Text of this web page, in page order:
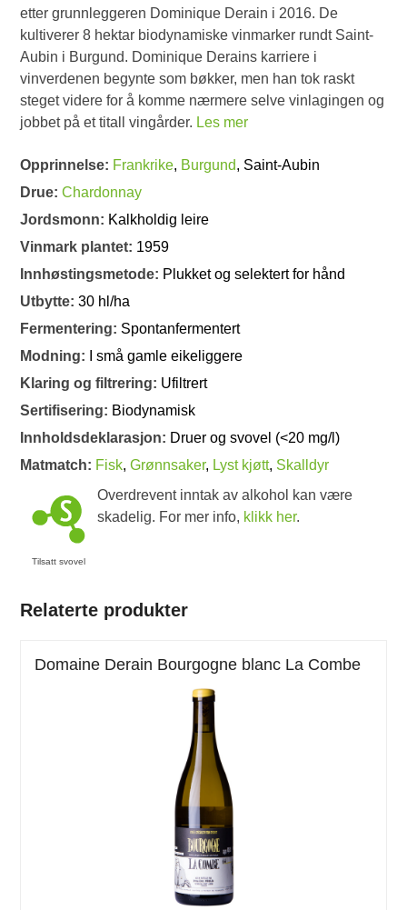
etter grunnleggeren Dominique Derain i 2016. De
kultiverer 8 hektar biodynamiske vinmarker rundt Saint-
Aubin i Burgund. Dominique Derains karriere i
vinverdenen begynte som bøkker, men han tok raskt
steget videre for å komme nærmere selve vinlagingen og
jobbet på et titall vingårder. Les mer
Opprinnelse: Frankrike, Burgund, Saint-Aubin
Drue:Chardonnay
Jordsmonn: Kalkholdig leire
Vinmark plantet: 1959
Innhøstingsmetode: Plukket og selektert for hånd
Utbytte:30 hl/ha
Fermentering: Spontanfermentert
Modning:
I små gamle eikeliggere
Klaring og filtrering: Ufiltrert
Sertifisering: Biodynamisk
Innholdsdeklarasjon: Druer og svovel (<20 mg/l)
Matmatch: Fisk,Grønnsaker, Lyst kjøtt, Skalldyr
Tilsatt svovel
Overdrevent inntak av alkohol kan være
skadelig. For mer info, klikk her.
Relaterte produkter
Domaine Derain Bourgogne blanc La Combe